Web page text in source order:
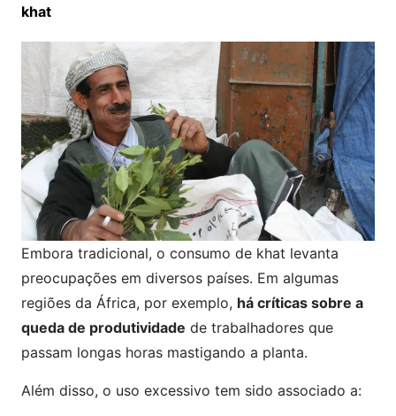
khat
Embora tradicional, o consumo de khat levanta
preocupações em diversos países. Em algumas
regiões da África, por exemplo, há críticas sobre a
queda de produtividade de trabalhadores que
passam longas horas mastigando a planta.
Além disso, o uso excessivo tem sido associado a: